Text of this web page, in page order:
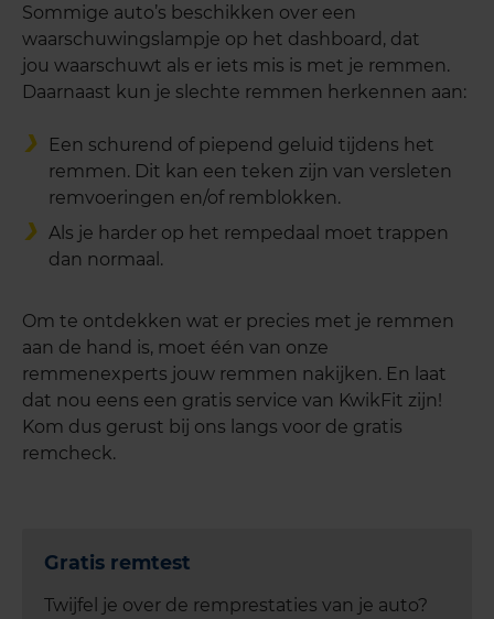
Sommige auto’s beschikken over een
waarschuwingslampje op het dashboard, dat
jou waarschuwt als er iets mis is met je remmen.
Daarnaast kun je slechte remmen herkennen aan:
Een schurend of piepend geluid tijdens het
remmen. Dit kan een teken zijn van versleten
remvoeringen en/of remblokken.
Als je harder op het rempedaal moet trappen
dan normaal.
Om te ontdekken wat er precies met je remmen
aan de hand is, moet één van onze
remmenexperts jouw remmen nakijken. En laat
dat nou eens een gratis service van KwikFit zijn!
Kom dus gerust bij ons langs voor de gratis
remcheck.
Gratis remtest
Twijfel je over de remprestaties van je auto?